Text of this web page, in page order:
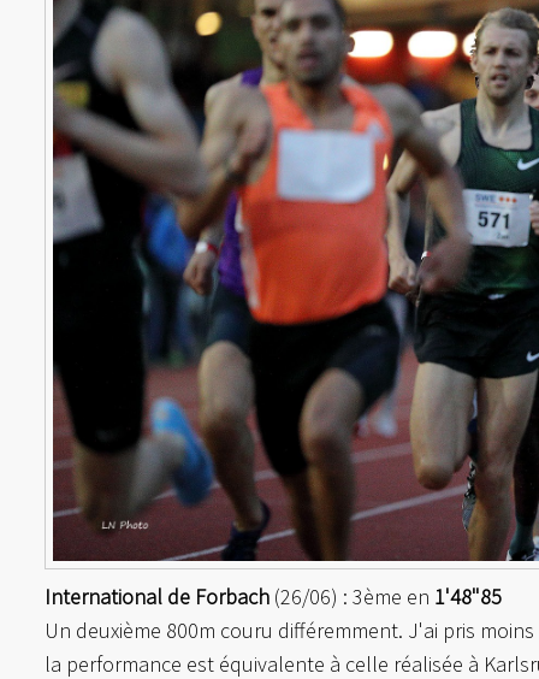
International de Forbach (26/06) : 3ème en 1'48"85
Un deuxième 800m couru différemment. J'ai pris
la performance est équivalente à celle réalisée à